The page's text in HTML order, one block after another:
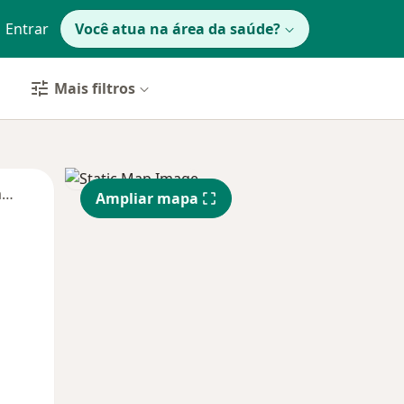
Entrar Você atua na área da saúde?
Mais filtros
Segunda-feira Qua
12 Ago
Qui,
13 Ago
Ampliar mapa